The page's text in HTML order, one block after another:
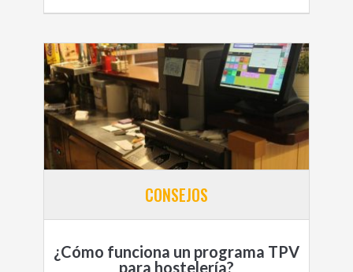
CONSEJOS
¿Cómo funciona un programa TPV
para hostelería?